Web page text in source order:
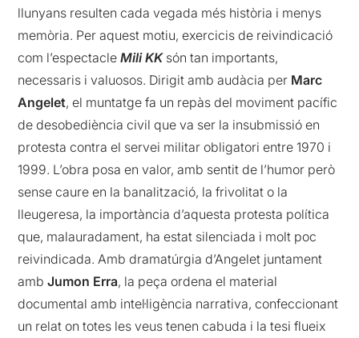
llunyans resulten cada vegada més història i menys
memòria. Per aquest motiu, exercicis de reivindicació
com l’espectacleMili KKsón tan importants,
necessaris i valuosos. Dirigit amb audàcia per Marc
Angelet, el muntatge fa un repàs del moviment pacífic
de desobediència civil que va ser la insubmissió en
protesta contra el servei militar obligatori entre 1970 i
1999. L’obra posa en valor, amb sentit de l’humor però
sense caure en la banalització, la frivolitat o la
lleugeresa, la importància d’aquesta protesta política
que, malauradament, ha estat silenciada i molt poc
reivindicada. Amb dramatúrgia d’Angelet juntament
ambJumon Erra, la peça ordena el material
documental amb intel·ligència narrativa, confeccionant
un relat on totes les veus tenen cabuda i la tesi flueix